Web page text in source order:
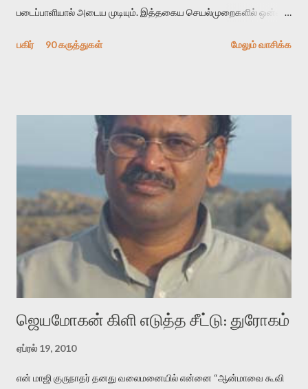
படைப்பாளியால் அடைய முடியும். இத்தகைய செயல்முறைகளில் ஒன்றை
காலத்தில் ஜாலவித்தைக்காரர்கள் வந்து போன பின் அவர்களின்
அதிகமாக்கும். கொல்லாது. ஒரு கனவை மீட்டெடுப்பதன் நோக்கம்
என்னவாக இருக்கும்? கவிதையின் அரூப இயக்கத்தை பொதுவயமாக
வடிக்க முயல்வதும் அதற்கே. கோயில் கருவறையின்
மென்வெளிச்சத்தில் நுண்பேசியின் படக்கருவியை இயக்கி சாத்தி
வைத்து விட்டு இயக்கத்தை அறிவோம். அறிதல் அபச்சாரமில்லை.
பயணப் படிமம் என்பது காக்னிடிவ் பொயடிக்ஸ் எனும் சமகால
விமர்சனத்தின் ஒரு முக்கிய கருவி. இக்கருவியை மனுஷ்யபுத்திரனின்
“காலை வணக்கங்கள்” எனும் ஒரு கவிதையில் சொருகப் போகிறோம்.
முதலில் கருவியை பழகுவோம். அன்றாட மொழியில் ஒன்று ம...
பகிர் 90 கருத்துகள் மேலும் வாசிக்க
ஜெயமோகன் கிளி எடுத்த சீட்டு: துரோகம்
ஏப்ரல் 19, 2010
என் மாஜி குருநாதர் தனது வலைமனையில் என்னை “ஆன்மாவை கூவி